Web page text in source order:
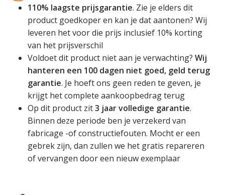
110% laagste prijsgarantie. Zie je elders dit
product goedkoper en kan je dat aantonen? Wij
leveren het voor die prijs inclusief 10% korting
van het prijsverschil
Voldoet dit product niet aan je verwachting? Wij
hanteren een 100 dagen niet goed, geld terug
garantie. Je hoeft ons geen reden te geven, je
krijgt het complete aankoopbedrag terug
Op dit product zit3 jaar volledige garantie.
Binnen deze periode ben je verzekerd van
fabricage -of constructiefouten. Mocht er een
gebrek zijn, dan zullen we het gratis repareren
of vervangen door een nieuw exemplaar